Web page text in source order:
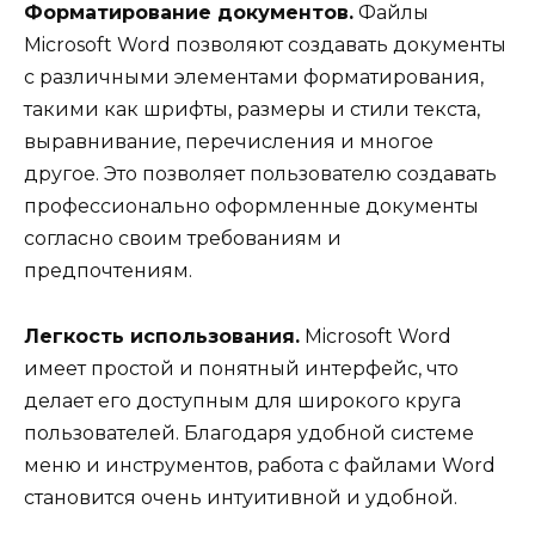
Форматирование документов. Файлы
Microsoft Word позволяют создавать документы
с различными элементами форматирования,
такими как шрифты, размеры и стили текста,
выравнивание, перечисления и многое
другое. Это позволяет пользователю создавать
профессионально оформленные документы
согласно своим требованиям и
предпочтениям.
Легкость использования. Microsoft Word
имеет простой и понятный интерфейс, что
делает его доступным для широкого круга
пользователей. Благодаря удобной системе
меню и инструментов, работа с файлами Word
становится очень интуитивной и удобной.